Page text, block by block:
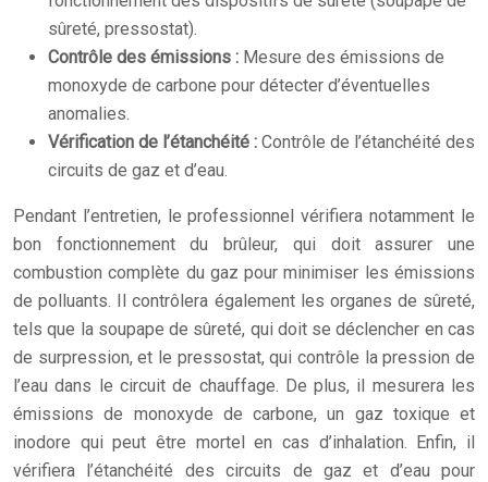
sûreté, pressostat).
Contrôle des émissions : Mesure des émissions de
monoxyde de carbone pour détecter d’éventuelles
anomalies.
Vérification de l’étanchéité : Contrôle de l’étanchéité des
circuits de gaz et d’eau.
Pendant l’entretien, le professionnel vérifiera notamment le
bon fonctionnement du brûleur, qui doit assurer une
combustion complète du gaz pour minimiser les émissions
de polluants. Il contrôlera également les organes de sûreté,
tels que la soupape de sûreté, qui doit se déclencher en cas
de surpression, et le pressostat, qui contrôle la pression de
l’eau dans le circuit de chauffage. De plus, il mesurera les
émissions de monoxyde de carbone, un gaz toxique et
inodore qui peut être mortel en cas d’inhalation. Enfin, il
vérifiera l’étanchéité des circuits de gaz et d’eau pour